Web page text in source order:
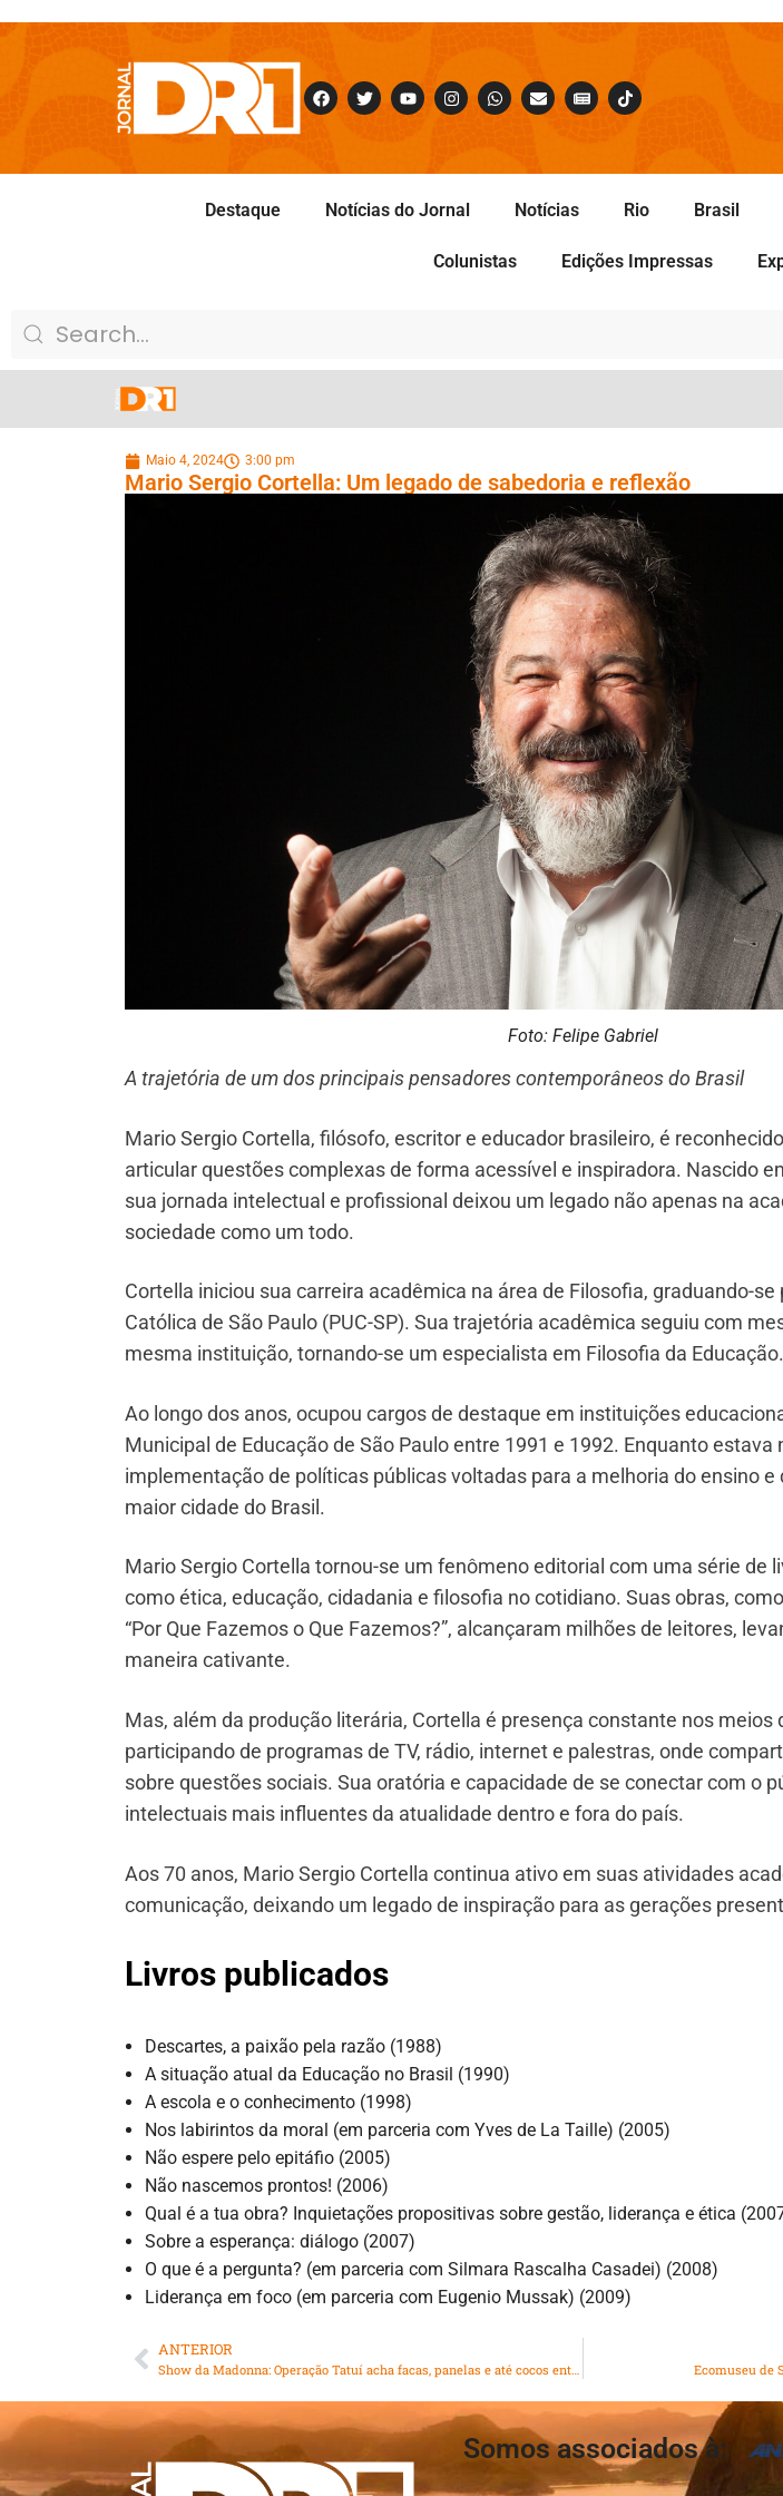
Destaque Notícias do Jornal Notícias Rio Brasil
Colunistas Edições Impressas
Maio 4, 2024 3:00 pm
Mario Sergio Cortella: Um legado de sabedoria e reflexão
Foto: Felipe Gabriel
A trajetória de um dos principais pensadores contemporâneos do Brasil
Mario Sergio Cortella, filósofo, escritor e educador brasileiro, é
articular questões complexas de forma acessível e inspiradora. Nascido
sua jornada intelectual e profissional deixou um legado não apenas na
sociedade como um todo.
Cortella iniciou sua carreira acadêmica na área de Filosofia, graduando-
Católica de São Paulo (PUC-SP). Sua trajetória acadêmica seguiu com
mesma instituição, tornando-se um especialista em Filosofia da Educação.
Ao longo dos anos, ocupou cargos de destaque em instituições
Municipal de Educação de São Paulo entre 1991 e 1992. Enquanto estava
implementação de políticas públicas voltadas para a melhoria do ensino e
maior cidade do Brasil.
Mario Sergio Cortella tornou-se um fenômeno editorial com uma série de
como ética, educação, cidadania e filosofia no cotidiano. Suas obras,
“Por Que Fazemos o Que Fazemos?”, alcançaram milhões de leitores,
maneira cativante.
Mas, além da produção literária, Cortella é presença constante nos meios
participando de programas de TV, rádio, internet e palestras, onde
sobre questões sociais. Sua oratória e capacidade de se conectar com o
intelectuais mais influentes da atualidade dentro e fora do país.
Aos 70 anos, Mario Sergio Cortella continua ativo em suas atividades
comunicação, deixando um legado de inspiração para as gerações
Livros publicados
Descartes, a paixão pela razão (1988)
A situação atual da Educação no Brasil (1990)
A escola e o conhecimento (1998)
Nos labirintos da moral (em parceria com Yves de La Taille) (2005)
Não espere pelo epitáfio (2005)
Não nascemos prontos! (2006)
Qual é a tua obra? Inquietações propositivas sobre gestão, liderança e ética
Sobre a esperança: diálogo (2007)
O que é a pergunta? (em parceria com Silmara Rascalha Casadei) (2008)
Liderança em foco (em parceria com Eugenio Mussak) (2009)
ANTERIOR
Show da Madonna: Operação Tatuí acha facas, panelas e até cocos enterrados na areia de Copacabana Ecomuseu de
Somos associados à: